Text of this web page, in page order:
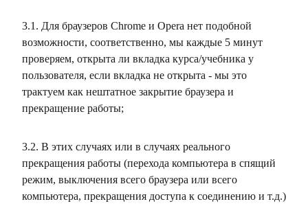
3.1. Для браузеров Chrome и Opera нет подобной
возможности, соответственно, мы каждые 5 минут
проверяем, открыта ли вкладка курса/учебника у
пользователя, если вкладка не открыта - мы это
трактуем как нештатное закрытие браузера и
прекращение работы;
3.2. В этих случаях или в случаях реального
прекращения работы (перехода компьютера в спящий
режим, выключения всего браузера или всего
компьютера, прекращения доступа к соединению и т.д.)